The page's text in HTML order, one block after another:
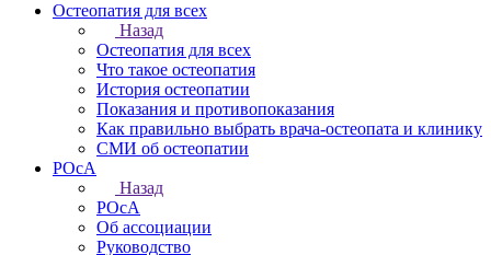
Остеопатия для всех
Назад
Остеопатия для всех
Что такое остеопатия
История остеопатии
Показания и противопоказания
Как правильно выбрать врача-остеопата и клинику
СМИ об остеопатии
РОсА
Назад
РОсА
Об ассоциации
Руководство